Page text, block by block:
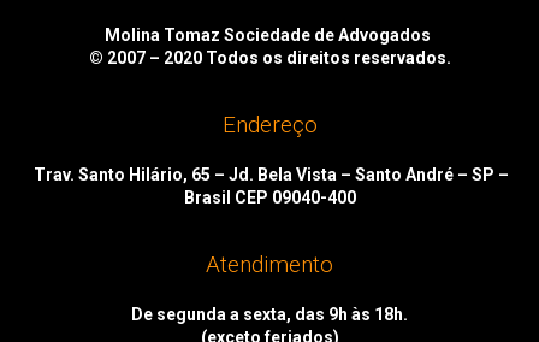
Molina Tomaz Sociedade de Advogados
© 2007 – 2020 Todos os direitos reservados.
Endereço
Trav. Santo Hilário, 65 – Jd. Bela Vista – Santo André – SP –
Brasil CEP 09040-400
Atendimento
De segunda a sexta, das 9h às 18h.
(exceto feriados)